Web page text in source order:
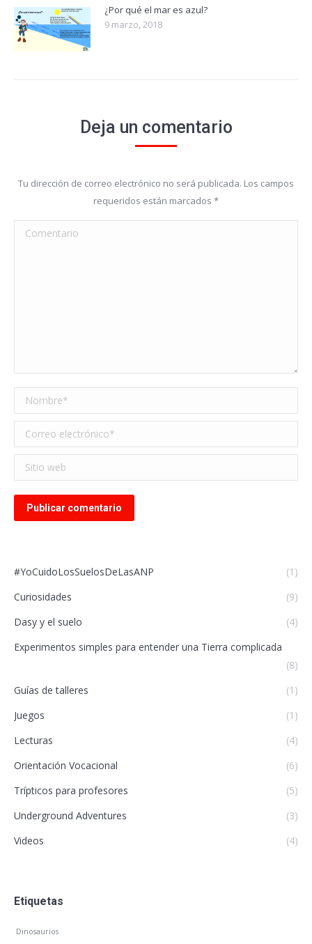
¿Por qué el mar es azul?
9 marzo, 2018
Deja un comentario
Tu dirección de correo electrónico no será publicada. Los campos
requeridos están marcados *
Nombre *
Correo electrónico *
Publicar comentario
#YoCuidoLosSuelosDeLasANP
(1)
Curiosidades
(9)
Dasy y el suelo
(4)
Experimentos simples para entender una Tierra complicada
(8)
Guías de talleres
(1)
Juegos
(1)
Lecturas
(4)
Orientación Vocacional
(6)
Trípticos para profesores
(5)
Underground Adventures
(3)
Videos
(4)
Etiquetas
Dinosaurios